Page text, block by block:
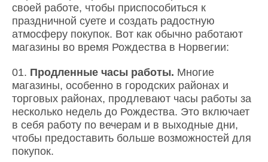
своей работе, чтобы приспособиться к
праздничной суете и создать радостную
атмосферу покупок. Вот как обычно работают
магазины во время Рождества в Норвегии:
Продленные часы работы. Многие
магазины, особенно в городских районах и
торговых районах, продлевают часы работы за
несколько недель до Рождества. Это включает
в себя работу по вечерам и в выходные дни,
чтобы предоставить больше возможностей для
покупок.